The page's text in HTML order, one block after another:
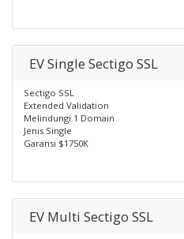
EV Single Sectigo SSL
Sectigo SSL
Extended Validation
Melindungi 1 Domain
Jenis Single
Garansi $1750K
EV Multi Sectigo SSL